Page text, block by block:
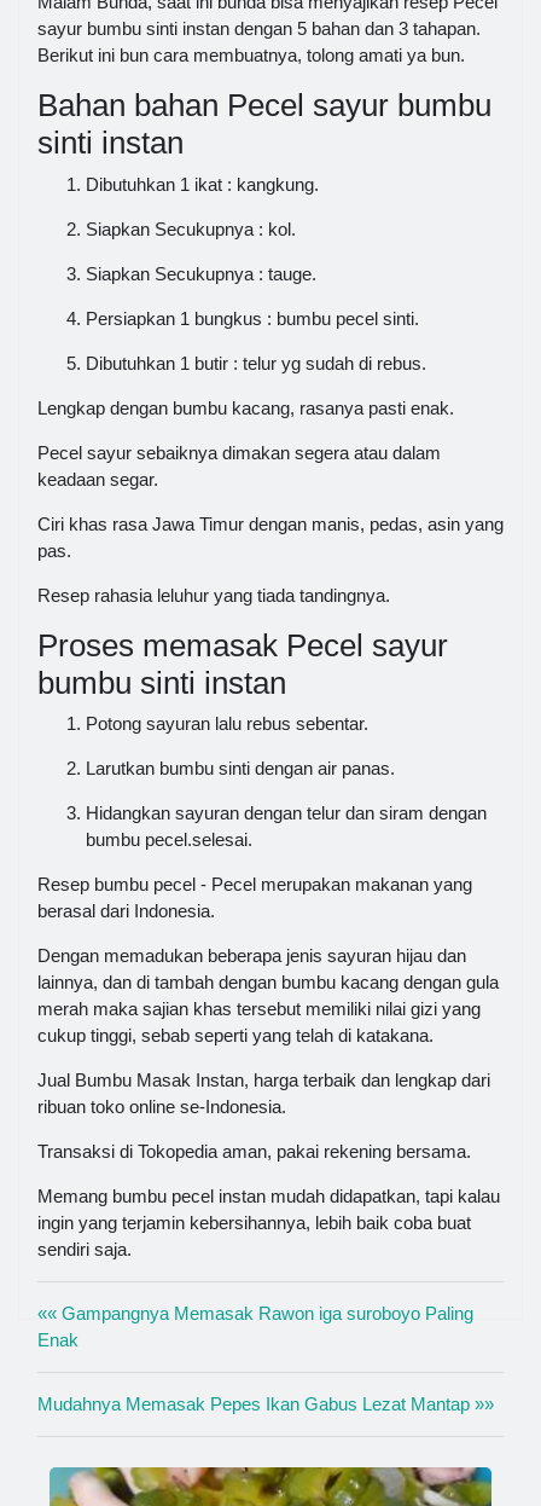
sayur bumbu sinti instan dengan 5 bahan dan 3 tahapan.
Berikut ini bun cara membuatnya, tolong amati ya bun.
Bahan bahan Pecel sayur bumbu
sinti instan
Dibutuhkan 1 ikat : kangkung.
Siapkan Secukupnya : kol.
Siapkan Secukupnya : tauge.
Persiapkan 1 bungkus : bumbu pecel sinti.
Dibutuhkan 1 butir : telur yg sudah di rebus.
Lengkap dengan bumbu kacang, rasanya pasti enak.
Pecel sayur sebaiknya dimakan segera atau dalam
keadaan segar.
Ciri khas rasa Jawa Timur dengan manis, pedas, asin yang
pas.
Resep rahasia leluhur yang tiada tandingnya.
Proses memasak Pecel sayur
bumbu sinti instan
Potong sayuran lalu rebus sebentar.
Larutkan bumbu sinti dengan air panas.
Hidangkan sayuran dengan telur dan siram dengan
bumbu pecel.selesai.
Resep bumbu pecel - Pecel merupakan makanan yang
berasal dari Indonesia.
Dengan memadukan beberapa jenis sayuran hijau dan
lainnya, dan di tambah dengan bumbu kacang dengan gula
merah maka sajian khas tersebut memiliki nilai gizi yang
cukup tinggi, sebab seperti yang telah di katakana.
Jual Bumbu Masak Instan, harga terbaik dan lengkap dari
ribuan toko online se-Indonesia.
Transaksi di Tokopedia aman, pakai rekening bersama.
Memang bumbu pecel instan mudah didapatkan, tapi kalau
ingin yang terjamin kebersihannya, lebih baik coba buat
sendiri saja.
«« Gampangnya Memasak Rawon iga suroboyo Paling
Enak
Mudahnya Memasak Pepes Ikan Gabus Lezat Mantap »»